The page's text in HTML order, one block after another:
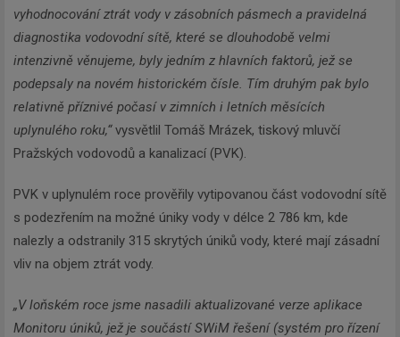
vyhodnocování ztrát vody v zásobních pásmech a pravidelná
diagnostika vodovodní sítě, které se dlouhodobě velmi
intenzivně věnujeme, byly jedním z hlavních faktorů, jež se
podepsaly na novém historickém čísle. Tím druhým pak bylo
relativně příznivé počasí v zimních i letních měsících
uplynulého roku,“vysvětlil Tomáš Mrázek, tiskový mluvčí
Pražských vodovodů a kanalizací (PVK).
PVK v uplynulém roce prověřily vytipovanou část vodovodní sítě
s podezřením na možné úniky vody v délce 2 786 km, kde
nalezly a odstranily 315 skrytých úniků vody, které mají zásadní
vliv na objem ztrát vody.
„V loňském roce jsme nasadili aktualizované verze aplikace
Monitoru úniků, jež je součástí SWiM řešení (systém pro řízení